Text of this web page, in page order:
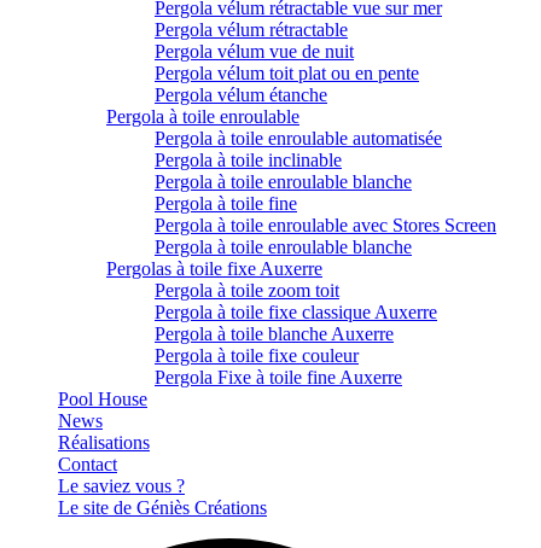
Pergola vélum rétractable vue sur mer
Pergola vélum rétractable
Pergola vélum vue de nuit
Pergola vélum toit plat ou en pente
Pergola vélum étanche
Pergola à toile enroulable
Pergola à toile enroulable automatisée
Pergola à toile inclinable
Pergola à toile enroulable blanche
Pergola à toile fine
Pergola à toile enroulable avec Stores Screen
Pergola à toile enroulable blanche
Pergolas à toile fixe Auxerre
Pergola à toile zoom toit
Pergola à toile fixe classique Auxerre
Pergola à toile blanche Auxerre
Pergola à toile fixe couleur
Pergola Fixe à toile fine Auxerre
Pool House
News
Réalisations
Contact
Le saviez vous ?
Le site de Géniès Créations